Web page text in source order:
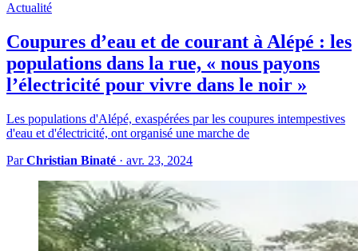
Actualité
Coupures d’eau et de courant à Alépé : les
populations dans la rue, « nous payons
l’électricité pour vivre dans le noir »
Les populations d'Alépé, exaspérées par les coupures intempestives
d'eau et d'électricité, ont organisé une marche de
ParChristian Binaté · avr. 23, 2024